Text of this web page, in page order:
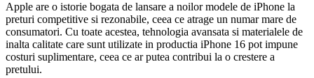
Apple are o istorie bogata de lansare a noilor modele de iPhone la
preturi competitive si rezonabile, ceea ce atrage un numar mare de
consumatori. Cu toate acestea, tehnologia avansata si materialele de
inalta calitate care sunt utilizate in productia iPhone 16 pot impune
costuri suplimentare, ceea ce ar putea contribui la o crestere a
pretului.